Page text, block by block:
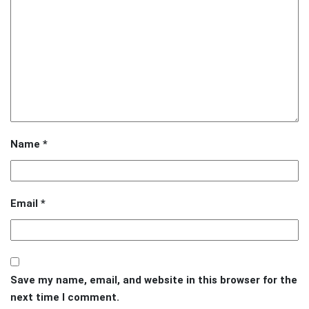
Name *
Email *
Save my name, email, and website in this browser for the
next time I comment.